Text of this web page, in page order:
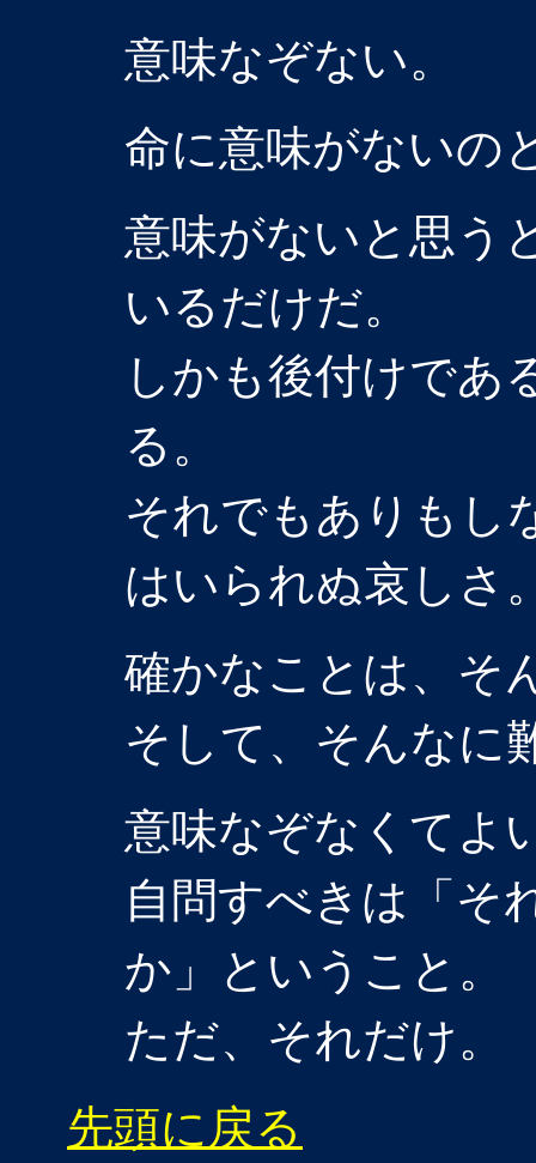
意味なぞない。
命に意味がないの
意味がないと思う
いるだけだ。
しかも後付けであ
る。
それでもありもし
はいられぬ哀しさ
確かなことは、そ
そして、そんなに
意味なぞなくてよ
自問すべきは「そ
か」ということ。
ただ、それだけ。
先頭に戻る